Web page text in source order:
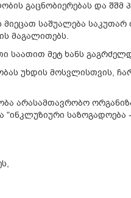
გაცნობიერებას და
მიეცათ საშუალება
მაგალითებს.
საათით მეტ ხანს
უხდის მოსვლისთვის,
არასამთავრობო
"ინკლუზიური